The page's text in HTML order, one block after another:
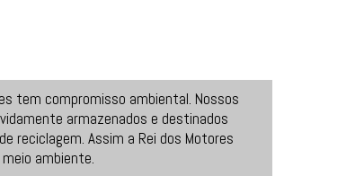
tem compromisso ambiental. Nossos
armazenados e destinados
reciclagem. Assim a Rei dos Motores
ambiente.